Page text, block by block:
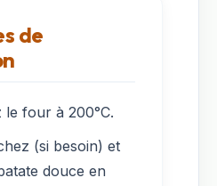
de
four à 200°C.
(si besoin) et
douce en